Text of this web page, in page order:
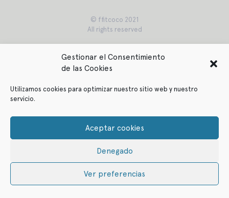
Gestionar el Consentimiento
de las Cookies
Utilizamos cookies para optimizar nuestro sitio web y nuestro
servicio.
Aceptar cookies
Denegado
Ver preferencias
© ffitcoco 2021
All rights reserved